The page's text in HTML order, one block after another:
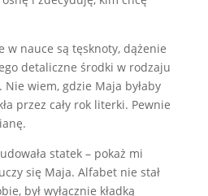
w nauce są tęsknoty, dążenie
detaliczne środki w rodzaju
wiem, gdzie Maja byłaby
przez cały rok literki. Pewnie
statek – pokaż mi
się Maja. Alfabet nie stał
był wyłącznie kładką